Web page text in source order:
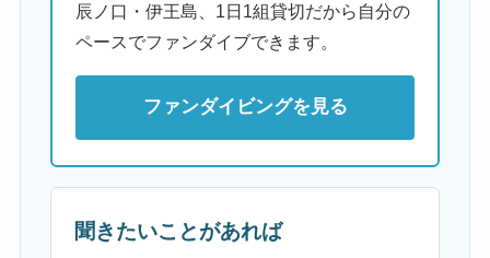
辰ノ口・伊王島、1日1組貸切だから自分の
ペースでファンダイブできます。
ファンダイビングを見る
聞きたいことがあれば